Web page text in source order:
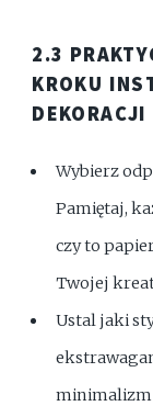
2.3
KROKU
DEKORACJI
Wybierz
Pamiętaj,
czy to
Twojej
Ustal jaki
minimalizm